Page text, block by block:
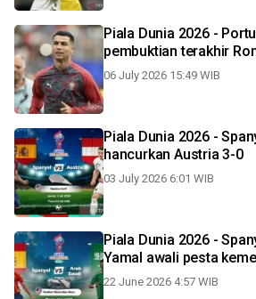
Piala Dunia 2026 -
pembuktian terakhir
06 July 2026 15:49 WIB
Piala Dunia 2026 -
hancurkan Austria 3-0
03 July 2026 6:01 WIB
Piala Dunia 2026 - Spanyol cukur Arab Saudi,
Yamal awali pesta
22 June 2026 4:57 WIB